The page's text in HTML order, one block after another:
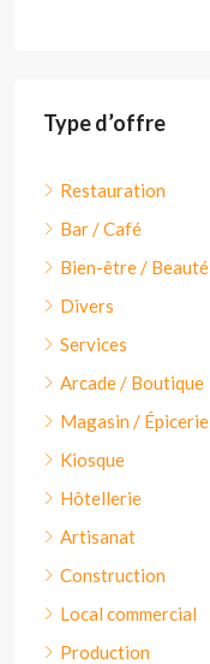
Type d’offre
Restauration
Bar / Café
Bien-être / Beauté
Divers
Services
Arcade / Boutique
Magasin / Épicerie
Kiosque
Hôtellerie
Artisanat
Construction
Local commercial
Production